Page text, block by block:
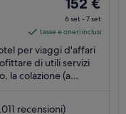
prezzo
è
152 €
a
notte
periodo
6 set - 7 set
tasse e oneri inclusi
per viaggi d'affari
di utili servizi
la colazione (a
recensioni)